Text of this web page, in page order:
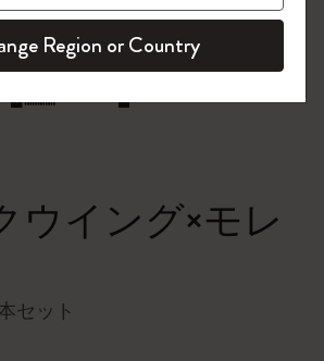
ウイング×モレ
セット
今すぐ会員登録 !
Region or Country